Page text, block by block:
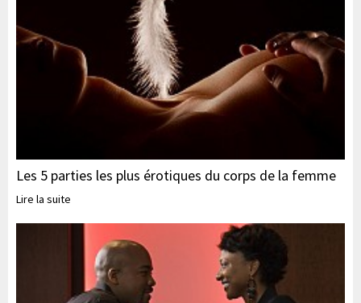
Les 5 parties les plus érotiques du corps de la femme
Lire la suite